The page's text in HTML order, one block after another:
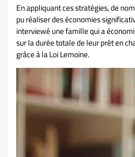
En appliquant ces stratégies, de
pu réaliser des économies
interviewé une famille qui a
sur la durée totale de leur prêt en
grâce à la Loi Lemoine.